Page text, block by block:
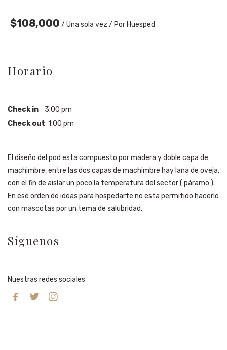
$108,000 / Una sola vez / Por Huesped
Horario
Check in 3:00 pm
Check out 1:00 pm
El diseño del pod esta compuesto por madera y doble capa de
machimbre, entre las dos capas de machimbre hay lana de oveja,
con el fin de aislar un poco la temperatura del sector ( páramo ).
En ese orden de ideas para hospedarte no esta permitido hacerlo
con mascotas por un tema de salubridad.
Síguenos
Nuestras redes sociales
  